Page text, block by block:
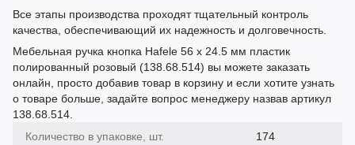
Все этапы производства проходят тщательный контроль
качества, обеспечивающий их надежность и долговечность.
Мебельная ручка кнопка Hafele 56 х 24.5 мм пластик
полированный розовый (138.68.514) вы можете заказать
онлайн, просто добавив товар в корзину и если хотите узнать
о товаре больше, задайте вопрос менеджеру назвав артикул
138.68.514.
Количество в упаковке, шт.
174